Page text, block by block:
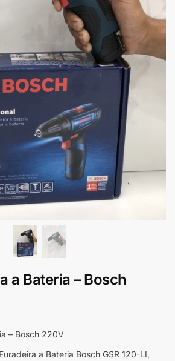
a Bateria – Bosch
– Bosch 220V
a Bateria Bosch GSR 120-LI,